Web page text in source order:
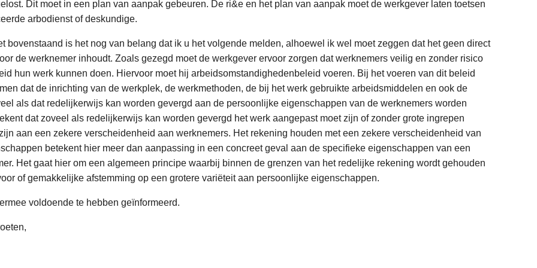
Dit moet in een plan van aanpak gebeuren. De ri&e en het plan van aanpak moet de werkgever laten toetsen
arbodienst of deskundige.
bovenstaand is het nog van belang dat ik u het volgende melden, alhoewel ik wel moet zeggen dat het geen direct
de werknemer inhoudt. Zoals gezegd moet de werkgever ervoor zorgen dat werknemers veilig en zonder risico
hun werk kunnen doen. Hiervoor moet hij arbeidsomstandighedenbeleid voeren. Bij het voeren van dit beleid
dat de inrichting van de werkplek, de werkmethoden, de bij het werk gebruikte arbeidsmiddelen en ook de
als dat redelijkerwijs kan worden gevergd aan de persoonlijke eigenschappen van de werknemers worden
dat zoveel als redelijkerwijs kan worden gevergd het werk aangepast moet zijn of zonder grote ingrepen
aan een zekere verscheidenheid aan werknemers. Het rekening houden met een zekere verscheidenheid van
betekent hier meer dan aanpassing in een concreet geval aan de specifieke eigenschappen van een
Het gaat hier om een algemeen principe waarbij binnen de grenzen van het redelijke rekening wordt gehouden
of gemakkelijke afstemming op een grotere variëteit aan persoonlijke eigenschappen.
voldoende te hebben geïnformeerd.